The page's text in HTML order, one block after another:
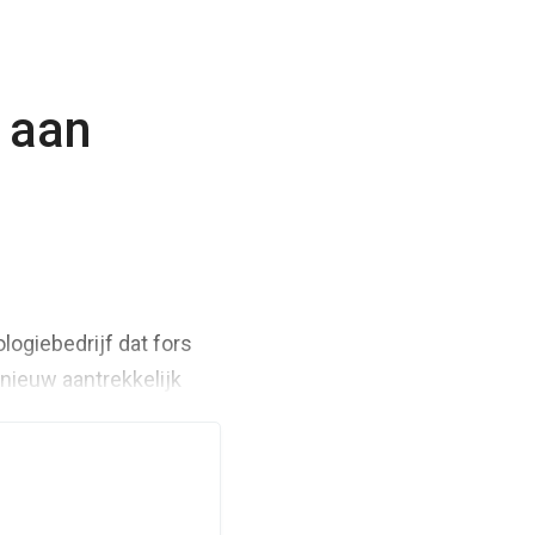
dat fors
aantrekkelijk